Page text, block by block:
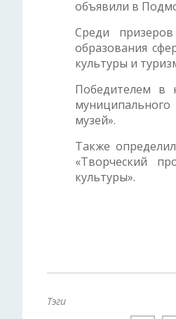
объявили в
Среди
образования
культуры и
Победителем в
музей».
Также
«Творческий
культуры».
Тэги